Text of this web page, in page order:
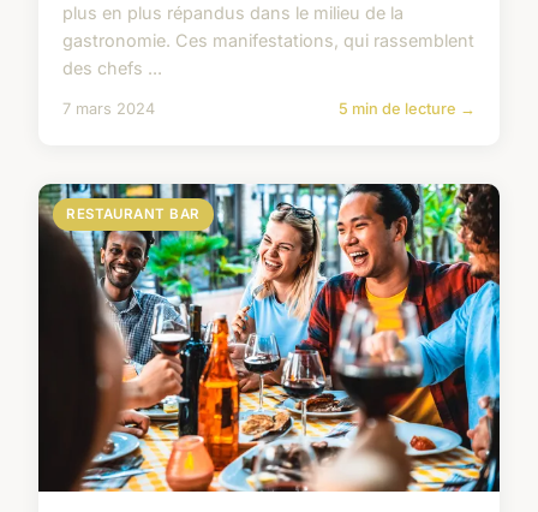
plus en plus répandus dans le milieu de la
gastronomie. Ces manifestations, qui rassemblent
des chefs ...
7 mars 2024 5 min de lecture →
RESTAURANT BAR